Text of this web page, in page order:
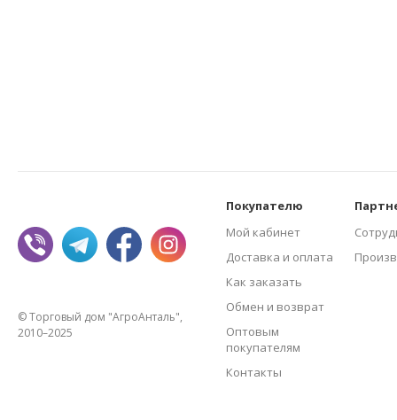
© Торговый дом "АгроАнталь",
2010–2025
Покупателю
Мой кабинет
Доставка и оплата
Как заказать
Обмен и возврат
Оптовым
покупателям
Контакты